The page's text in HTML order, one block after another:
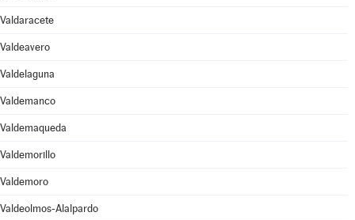
Valdaracete
Valdeavero
Valdelaguna
Valdemanco
Valdemaqueda
Valdemorillo
Valdemoro
Valdeolmos-Alalpardo